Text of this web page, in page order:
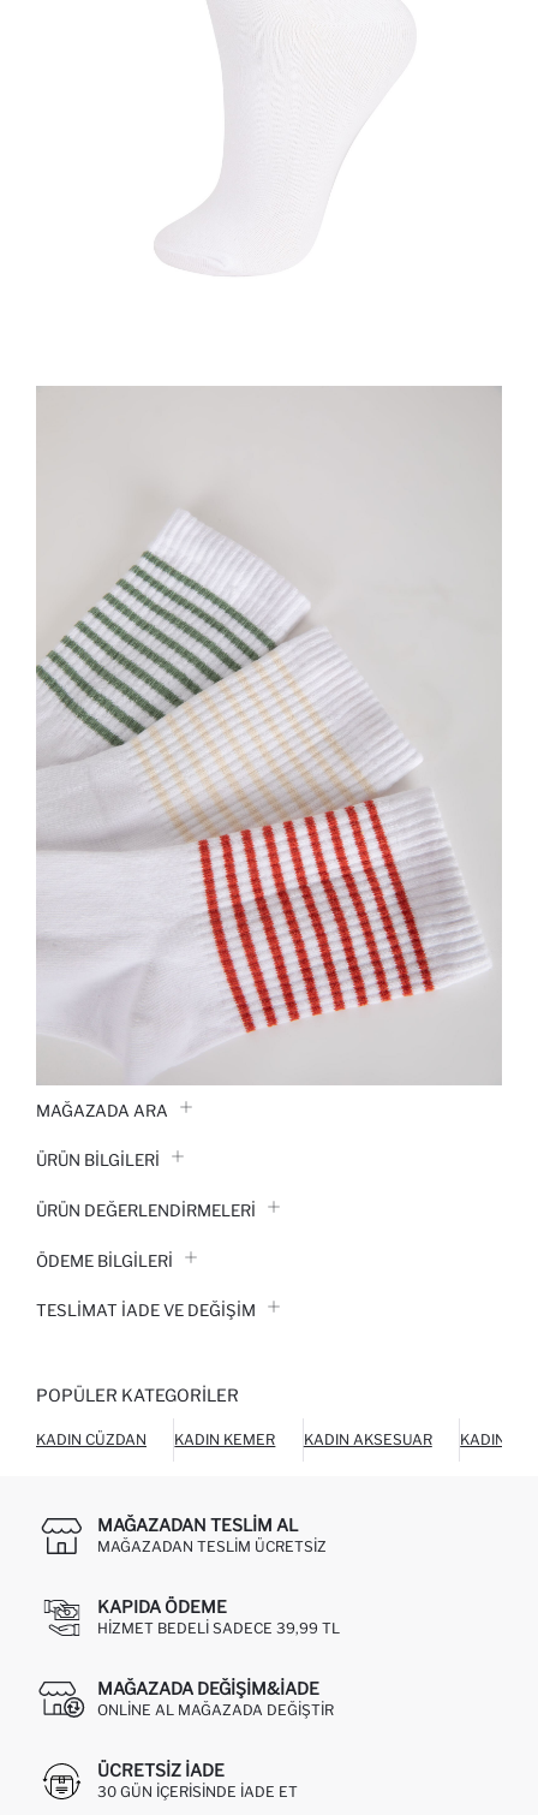
MAĞAZADA ARA
ÜRÜN BILGILERI
ÜRÜN DEĞERLENDİRMELERİ
ÖDEME BİLGİLERİ
TESLIMAT İADE VE DEĞIŞIM
POPÜLER KATEGORILER
KADIN CÜZDAN KADIN KEMER KADIN AKSESUAR KADIN
MAĞAZADAN TESLIM AL
MAĞAZADAN TESLIM ÜCRETSIZ
KAPIDA ÖDEME
HIZMET BEDELI SADECE 39,99 TL
MAĞAZADA DEĞIŞIM&İADE
ONLINE AL MAĞAZADA DEĞIŞTIR
ÜCRETSIZ IADE
30 GÜN IÇERISINDE IADE ET